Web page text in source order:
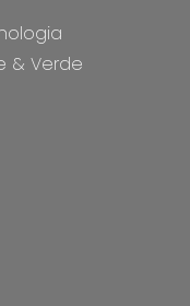
& Verde